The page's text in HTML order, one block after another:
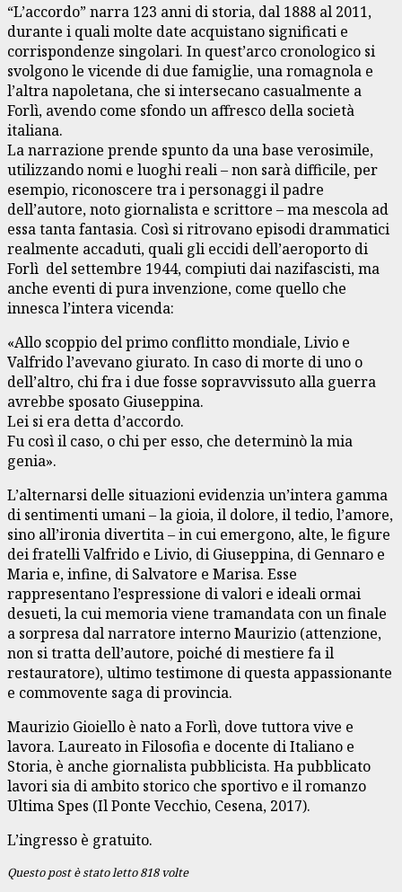
“L’accordo” narra 123 anni di storia, dal 1888 al 2011,
durante i quali molte date acquistano significati e
corrispondenze singolari. In quest’arco cronologico si
svolgono le vicende di due famiglie, una romagnola e
l’altra napoletana, che si intersecano casualmente a
Forlì, avendo come sfondo un affresco della società
italiana.
La narrazione prende spunto da una base verosimile,
utilizzando nomi e luoghi reali – non sarà difficile, per
esempio, riconoscere tra i personaggi il padre
dell’autore, noto giornalista e scrittore – ma mescola ad
essa tanta fantasia. Così si ritrovano episodi drammatici
realmente accaduti, quali gli eccidi dell’aeroporto di
Forlì del settembre 1944, compiuti dai nazifascisti, ma
anche eventi di pura invenzione, come quello che
innesca l’intera vicenda:
«Allo scoppio del primo conflitto mondiale, Livio e
Valfrido l’avevano giurato. In caso di morte di uno o
dell’altro, chi fra i due fosse sopravvissuto alla guerra
avrebbe sposato Giuseppina.
Lei si era detta d’accordo.
Fu così il caso, o chi per esso, che determinò la mia
genia».
L’alternarsi delle situazioni evidenzia un’intera gamma
di sentimenti umani – la gioia, il dolore, il tedio, l’amore,
sino all’ironia divertita – in cui emergono, alte, le figure
dei fratelli Valfrido e Livio, di Giuseppina, di Gennaro e
Maria e, infine, di Salvatore e Marisa. Esse
rappresentano l’espressione di valori e ideali ormai
desueti, la cui memoria viene tramandata con un finale
a sorpresa dal narratore interno Maurizio (attenzione,
non si tratta dell’autore, poiché di mestiere fa il
restauratore), ultimo testimone di questa appassionante
e commovente saga di provincia.
Maurizio Gioiello è nato a Forlì, dove tuttora vive e
lavora. Laureato in Filosofia e docente di Italiano e
Storia, è anche giornalista pubblicista. Ha pubblicato
lavori sia di ambito storico che sportivo e il romanzo
Ultima Spes (Il Ponte Vecchio, Cesena, 2017).
L’ingresso è gratuito.
Questo post è stato letto 818 volte